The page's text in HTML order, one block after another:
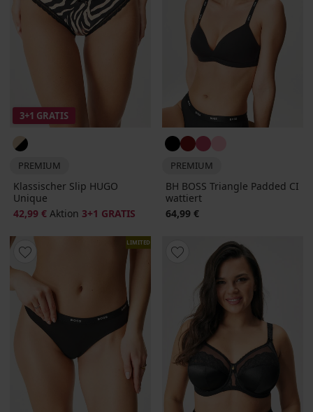
3+1 GRATIS
PREMIUM
Klassischer Slip HUGO
Unique
42,99 € Aktion 3+1 GRATIS
PREMIUM
BH BOSS Triangle Padded CI
wattiert
64,99 €
LIMITED